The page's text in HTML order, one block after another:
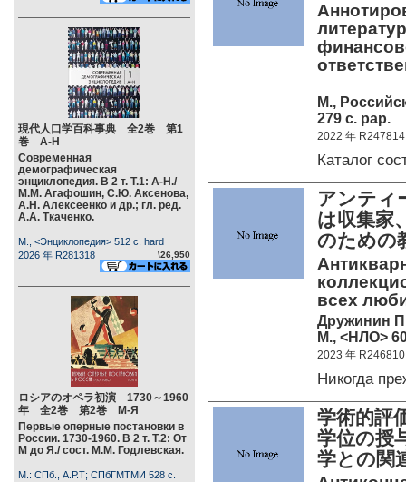
現代人口学百科事典 全2巻 第1
巻 А-Н
Современная
демографическая
энциклопедия. В 2 т. Т.1: А-Н./
М.М. Агафошин, С.Ю. Аксенова,
А.Н. Алексеенко и др.; гл. ред.
А.А. Ткаченко.
М., <Энциклопедия> 512 c. hard
2026 年 R281318
\26,950
ロシアのオペラ初演 1730～1960
年 全2巻 第2巻 М-Я
Первые оперные постановки в
России. 1730-1960. В 2 т. Т.2: От
М до Я./ сост. М.М. Годлевская.
М.: СПб., А.Р.Т; СПбГМТМИ 528 c.
М.,
279 c. pap.
2022 年 R247814
Каталог
アンテ
は収集家
のための
всех
Дружинин
М., <НЛО>
2023 年 R246810
Никогда
学術的評
学位の授
学との関